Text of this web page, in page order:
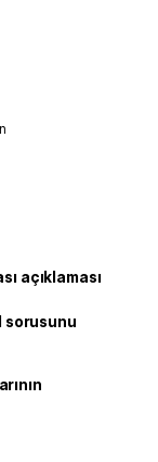
açıklaması
sorusunu